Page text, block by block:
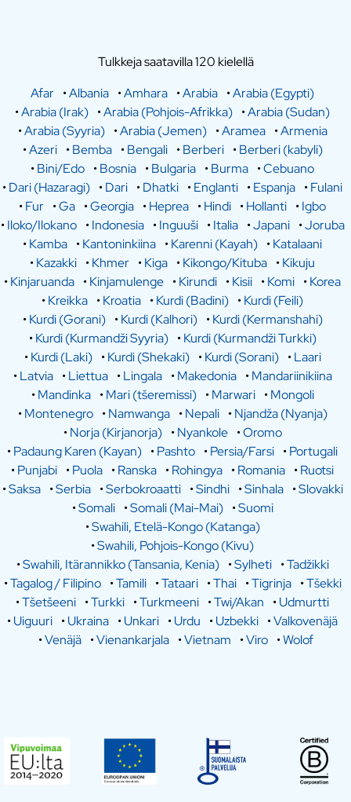
Tulkkeja saatavilla 120 kielellä
Afar •Albania •Amhara •Arabia •Arabia (Egypti)
•Arabia (Irak) •Arabia (Pohjois-Afrikka) •Arabia (Sudan)
•Arabia (Syyria) •Arabia (Jemen) •Aramea •Armenia
•Azeri •Bemba •Bengali •Berberi •Berberi (kabyli)
•Bini/Edo •Bosnia •Bulgaria •Burma •Cebuano
•Dari (Hazaragi) •Dari •Dhatki •Englanti •Espanja •Fulani
•Fur •Ga •Georgia •Heprea •Hindi •Hollanti •Igbo
•Iloko/Ilokano •Indonesia •Inguuši •Italia •Japani •Joruba
•Kamba •Kantoninkiina •Karenni (Kayah) •Katalaani
•Kazakki •Khmer •Kiga •Kikongo/Kituba •Kikuju
•Kinjaruanda •Kinjamulenge •Kirundi •Kisii •Komi •Korea
•Kreikka •Kroatia •Kurdi (Badini) •Kurdi (Feili)
•Kurdi (Gorani) •Kurdi (Kalhori) •Kurdi (Kermanshahi)
•Kurdi (Kurmandži Syyria) •Kurdi (Kurmandži Turkki)
•Kurdi (Laki) •Kurdi (Shekaki) •Kurdi (Sorani) •Laari
•Latvia •Liettua •Lingala •Makedonia •Mandariinikiina
•Mandinka •Mari (tšeremissi) •Marwari •Mongoli
•Montenegro •Namwanga •Nepali •Njandža (Nyanja)
•Norja (Kirjanorja) •Nyankole •Oromo
•Padaung Karen (Kayan) •Pashto •Persia/Farsi •Portugali
•Punjabi •Puola •Ranska •Rohingya •Romania •Ruotsi
•Saksa •Serbia •Serbokroaatti •Sindhi •Sinhala •Slovakki
•Somali •Somali (Mai-Mai) •Suomi
•Swahili, Etelä-Kongo (Katanga)
•Swahili, Pohjois-Kongo (Kivu)
•Swahili, Itärannikko (Tansania, Kenia) •Sylheti •Tadžikki
•Tagalog / Filipino •Tamili •Tataari •Thai •Tigrinja •Tšekki
•Tšetšeeni •Turkki •Turkmeeni •Twi/Akan •Udmurtti
•Uiguuri •Ukraina •Unkari •Urdu •Uzbekki •Valkovenäjä
•Venäjä •Vienankarjala •Vietnam •Viro •Wolof